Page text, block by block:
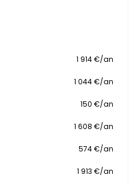
1 914 €/an
1 044 €/an
150 €/an
1 608 €/an
574 €/an
1 913 €/an